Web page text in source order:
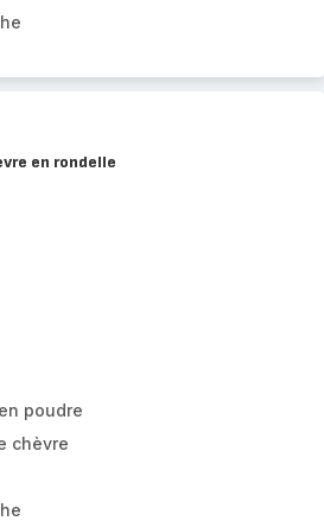
en rondelle
poudre
chèvre